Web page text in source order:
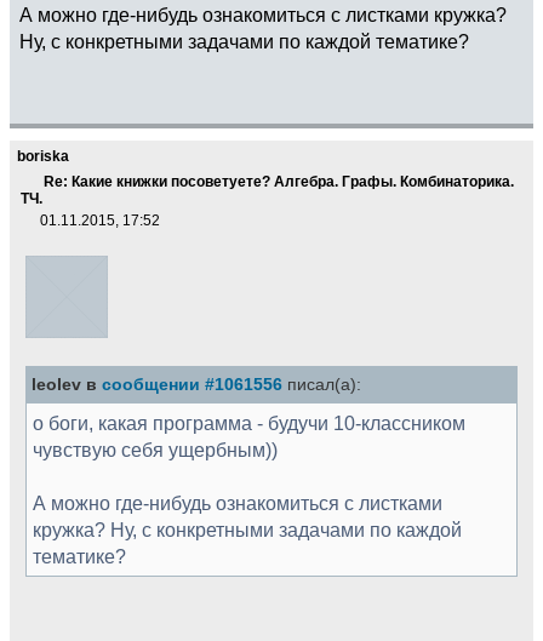
А можно где-нибудь ознакомиться с листками кружка?
Ну, с конкретными задачами по каждой тематике?
boriska
Re: Какие книжки посоветуете? Алгебра. Графы. Комбинаторика.
ТЧ.
01.11.2015, 17:52
leolev в сообщении #1061556 писал(а):
о боги, какая программа - будучи 10-классником
чувствую себя ущербным))
А можно где-нибудь ознакомиться с листками
кружка? Ну, с конкретными задачами по каждой
тематике?